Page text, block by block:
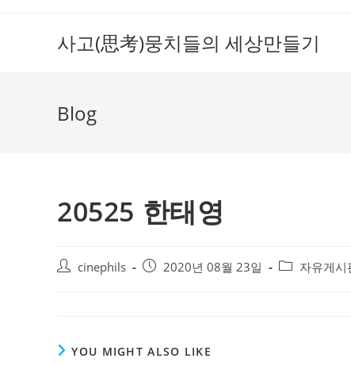
사고(思考)뭉치들의 세상만들기
Blog
20525 한태영
Post cinephils
Post 2020년 08월 23일
Post 자유게시
YOU MIGHT ALSO LIKE